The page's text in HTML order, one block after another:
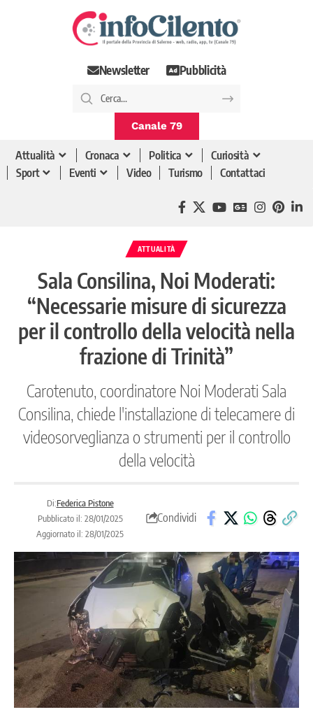
Newsletter Pubblicità
Canale 79
Attualità Cronaca Politica
Curiosità
Sport
Eventi Video Turismo Contattaci
ATTUALITÀ
Sala Consilina, Noi Moderati:
“Necessarie misure di sicurezza
per il controllo della velocità nella
frazione di Trinità”
Carotenuto, coordinatore Noi Moderati Sala
Consilina, chiede l'installazione di telecamere di
videosorveglianza o strumenti per il controllo
della velocità
Di:Federica Pistone
Pubblicato il: 28/01/2025
Aggiornato il: 28/01/2025
Condividi